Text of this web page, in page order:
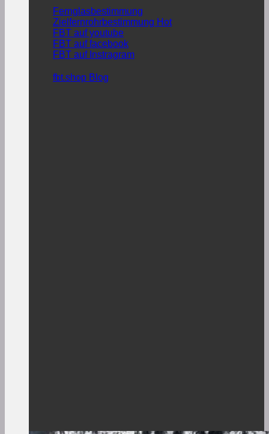
Fernglasbestimmung
Zielfernrohrbestimmung
FBT auf youtube
FBT auf facebook
FBT auf Instragram
fbt.shop Blog